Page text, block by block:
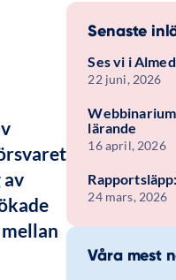
Senaste
Ses vi i
22 juni, 2026
lärande
16 april, 2026
24 mars, 2026
Våra mest